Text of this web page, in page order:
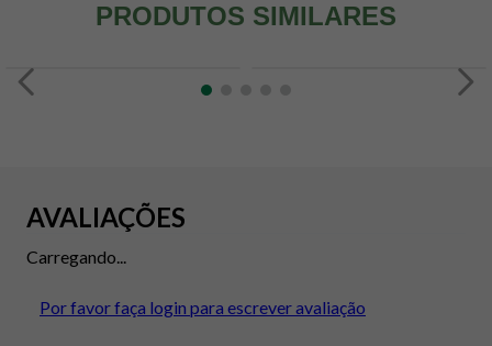
PRODUTOS SIMILARES
AVALIAÇÕES
Carregando...
Por favor faça login para escrever avaliação